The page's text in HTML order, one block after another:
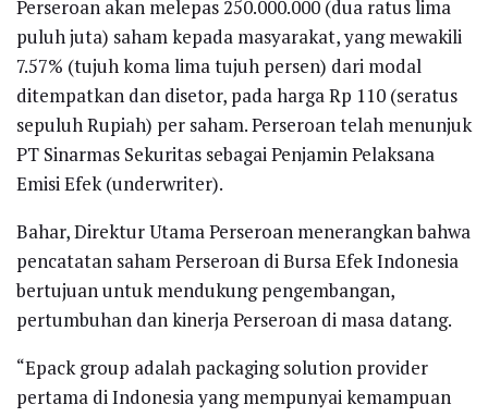
Perseroan akan melepas 250.000.000 (dua ratus lima
puluh juta) saham kepada masyarakat, yang mewakili
7.57% (tujuh koma lima tujuh persen) dari modal
ditempatkan dan disetor, pada harga Rp 110 (seratus
sepuluh Rupiah) per saham. Perseroan telah menunjuk
PT Sinarmas Sekuritas sebagai Penjamin Pelaksana
Emisi Efek (underwriter).
Bahar, Direktur Utama Perseroan menerangkan bahwa
pencatatan saham Perseroan di Bursa Efek Indonesia
bertujuan untuk mendukung pengembangan,
pertumbuhan dan kinerja Perseroan di masa datang.
“Epack group adalah packaging solution provider
pertama di Indonesia yang mempunyai kemampuan